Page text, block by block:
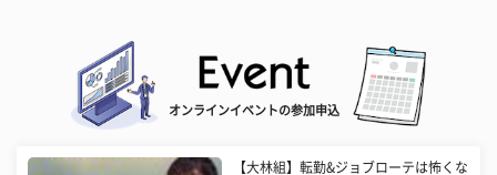
オンラインイベントの参加申込
【大林組】転勤&ジョブローテは怖くな